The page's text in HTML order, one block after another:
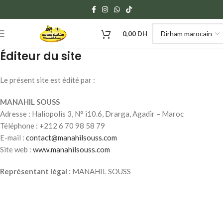
0,00 DH
Éditeur du site
Le présent site est édité par :
MANAHIL SOUSS
Adresse : Haliopolis 3, N° i10.6, Drarga, Agadir – Maroc
Téléphone : +212 6 70 98 58 79
E-mail : contact@manahilsouss.com
Site web : www.manahilsouss.com
Représentant légal : MANAHIL SOUSS